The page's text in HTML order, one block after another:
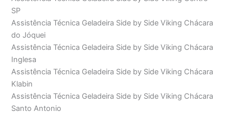
SP
Assistência Técnica Geladeira Side by Side Viking Chácara
do Jóquei
Assistência Técnica Geladeira Side by Side Viking Chácara
Inglesa
Assistência Técnica Geladeira Side by Side Viking Chácara
Klabin
Assistência Técnica Geladeira Side by Side Viking Chácara
Santo Antonio